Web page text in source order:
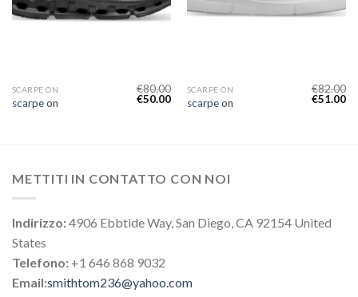
SCARPE ON
scarpe on
€80.00
€50.00
SCARPE ON
scarpe on
€82.00
€51.00
METTITI IN CONTATTO CON NOI
Indirizzo:4906 Ebbtide Way, San Diego, CA 92154 United
States
Telefono: +1 646 868 9032
Email:smithtom236@yahoo.com